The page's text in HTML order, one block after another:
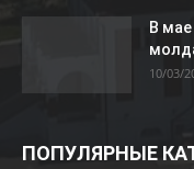
В мае
10/03/
ПОПУЛЯРНЫЕ